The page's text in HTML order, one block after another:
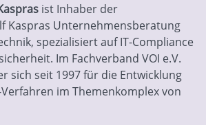
ist Inhaber der
Kaspras Unternehmensberatung
spezialisiert auf IT-Compliance
Im Fachverband VOI e.V.
sich seit 1997 für die Entwicklung
im Themenkomplex von